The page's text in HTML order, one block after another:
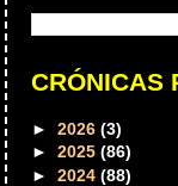
CRÓNICAS
►2026(3)
►2025(86)
►2024(88)